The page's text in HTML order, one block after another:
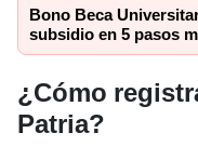
Bono Beca
subsidio en 5 pasos
¿Cómo
Patria?